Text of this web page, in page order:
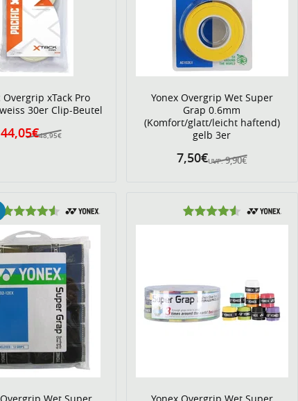
Overgrip xTack Pro
30er Clip-Beutel
48,95€
44,05€
Yonex Overgrip Wet Super
Grap 0.6mm
(Komfort/glatt/leicht haftend)
gelb 3er
UVP: 9,90€
7,50€